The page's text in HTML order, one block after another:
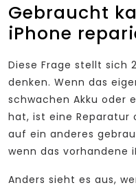
Gebraucht
iPhone
Diese Frage stellt sich
denken. Wenn das
schwachen Akku oder
hat, ist eine Reparatur
auf ein anderes
wenn das vorhandene
Anders sieht es aus,